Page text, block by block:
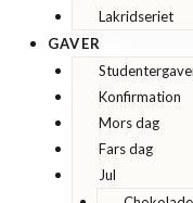
Lakridseriet
GAVER
Konfirmation
Mors dag
Fars dag
Jul